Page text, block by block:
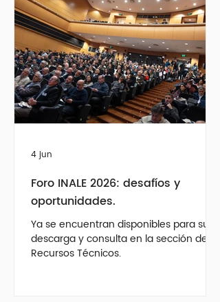
y liderazgo en la lechería regional. Los
90 años de Conaprole se
transformaron en una instancia de
celebración, pero también de
reconocimiento a una historia
construida por generaciones de
productor
Foro INALE 2026: desafíos y
oportunidades.
Ya se encuentran disponibles para su
descarga y consulta en la sección de
Recursos Técnicos.
4 jun